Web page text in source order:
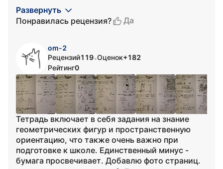
Развернуть
Понравилась рецензия?
Да
om-2
Рецензий119•Оценок+182
Рейтинг0
Тетрадь включает в себя задания на знание
геометрических фигур и пространственную
ориентацию, что также очень важно при
подготовке к школе. Единственный минус -
бумага просвечивает. Добавлю фото страниц.